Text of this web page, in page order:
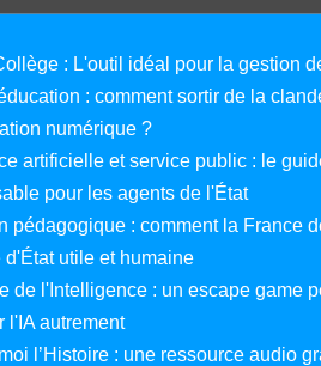
: L'outil idéal pour la gestion
: comment sortir de la
numérique ?
artificielle et service public : le
pour les agents de l'État
pédagogique : comment la France
utile et humaine
de l'Intelligence : un escape game
l'IA autrement
l’Histoire : une ressource audio